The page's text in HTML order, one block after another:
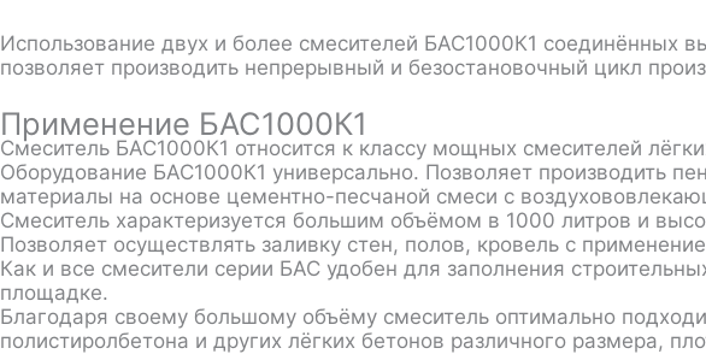
Использование двух и более смесителей БАС1000К1 соединённых
позволяет производить непрерывный и безостановочный цикл
Применение БАС1000К1
Смеситель БАС1000К1 относится к классу мощных смесителей
Оборудование БАС1000К1 универсально. Позволяет производить
материалы на основе цементно-песчаной смеси с
Смеситель характеризуется большим объёмом в 1000 литров и
Позволяет осуществлять заливку стен, полов, кровель с
Как и все смесители серии БАС удобен для заполнения
площадке.
Благодаря своему большому объёму смеситель оптимально
полистиролбетона и других лёгких бетонов различного размера,